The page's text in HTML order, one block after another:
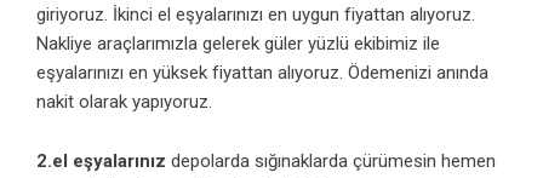
giriyoruz. İkinci el eşyalarınızı en uygun fiyattan alıyoruz.
Nakliye araçlarımızla gelerek güler yüzlü ekibimiz ile
eşyalarınızı en yüksek fiyattan alıyoruz. Ödemenizi anında
nakit olarak yapıyoruz.
2.el eşyalarınız depolarda sığınaklarda çürümesin hemen